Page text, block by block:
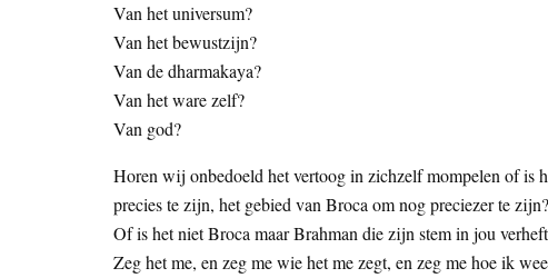
Van het universum?
Van het bewustzijn?
Van de dharmakaya?
Van het ware zelf?
Van god?
Horen wij onbedoeld het vertoog in zichzelf mompelen of
precies te zijn, het gebied van Broca om nog preciezer te zijn?
Of is het niet Broca maar Brahman die zijn stem in jou
Zeg het me, en zeg me wie het me zegt, en zeg me hoe ik